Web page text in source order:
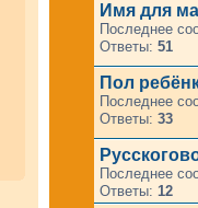
Имя для
Последнее
Ответы: 51
Пол
Последнее
Ответы: 33
Последнее
Ответы: 12